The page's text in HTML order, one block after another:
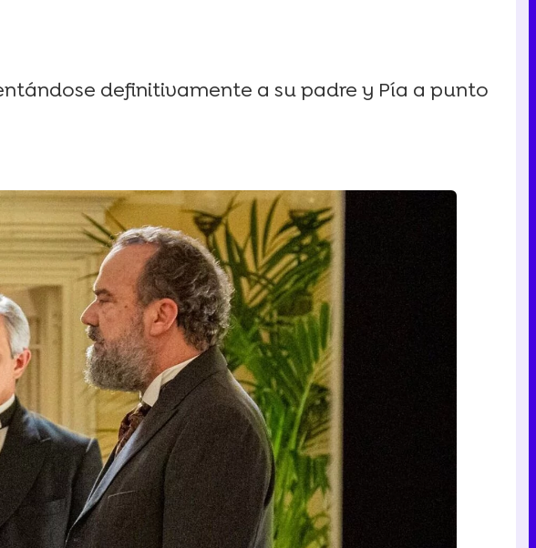
definitivamente a su padre y Pía a punto